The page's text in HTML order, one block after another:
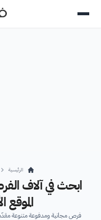
الرئيسية
ابحث في آلاف
فرص مجانية ومدفوعة متنوعة